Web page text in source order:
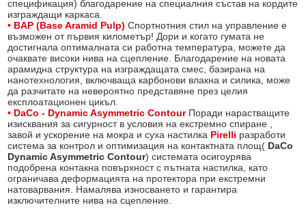
спецификация) благодарение на специалния състав на кордите
изграждащи каркаса.
• BAP (Base Aramid Pulp)Спортнотния стил на управление е
възможен от първия километър! Дори и когато гумата не
достигнала оптималната си работна температура, можете да
очаквате високи нива на сцепление. Благодарение на новата
арамидна структура на изграждащата смес, базирана на
нанотехнология, включваща карбонови влакна и силика, може
да разчитате на невероятно представяне през целия
експлоатационен цикъл.
• DaCo - Dynamic Asymmetric ContourПоради нарастващите
изисквания за сигурност в условия на екстремно спиране ,
завой и ускорение на мокра и суха настилка Pirelli разработи
система за контрол и оптимизация на контактната площ( DaCo
Dynamic Asymmetric Contour) системата осигоурява
подобрена контакна повърхност с пътната настилка, като
ограничава деформацията на протектора при екстремни
натоварвания. Намалява износването и гарантира
изключителните нива на сцепление.